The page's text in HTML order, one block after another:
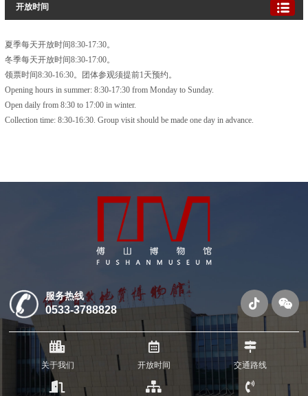
开放时间
夏季每天开放时间8:30-17:30。
冬季每天开放时间8:30-17:00。
领票时间8:30-16:30。团体参观须提前1天预约。
Opening hours in summer: 8:30-17:30 from Monday to Sunday.
Open daily from 8:30 to 17:00 in winter.
Collection time: 8:30-16:30. Group visit should be made one day in advance.
服务热线
0533-3788828
关于我们 开放时间 交通路线